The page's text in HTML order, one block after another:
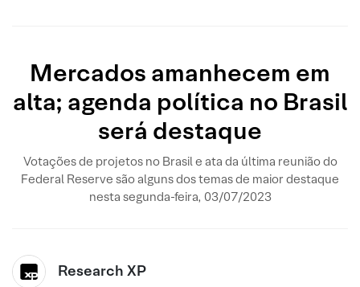
Mercados amanhecem em
alta; agenda política no Brasil
será destaque
Votações de projetos no Brasil e ata da última reunião do
Federal Reserve são alguns dos temas de maior destaque
nesta segunda-feira, 03/07/2023
Research XP